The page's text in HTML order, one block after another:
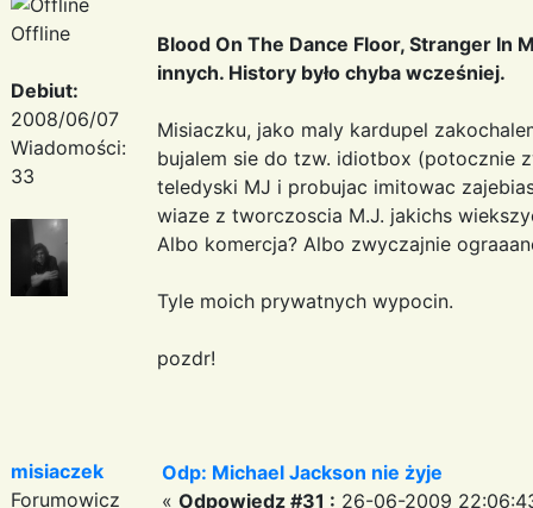
Offline
Debiut:
2008/06/07
Wiadomości:
33
Blood On The Dance Floor, Stranger In
innych. History było chyba wcześniej.
Misiaczku, jako maly kardupel
bujalem sie do tzw. idiotbox (potocznie
teledyski MJ i probujac imitowac
wiaze z tworczoscia M.J. jakichs
Albo komercja? Albo zwyczajnie
Tyle moich prywatnych wypocin.
pozdr!
misiaczek
Forumowicz
Odp: Michael Jackson nie żyje
« Odpowiedz #31 : 26-06-2009